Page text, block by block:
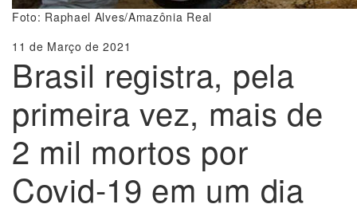
Foto: Raphael Alves/Amazônia Real
11 de Março de 2021
Brasil registra, pela
primeira vez, mais de
2 mil mortos por
Covid-19 em um dia